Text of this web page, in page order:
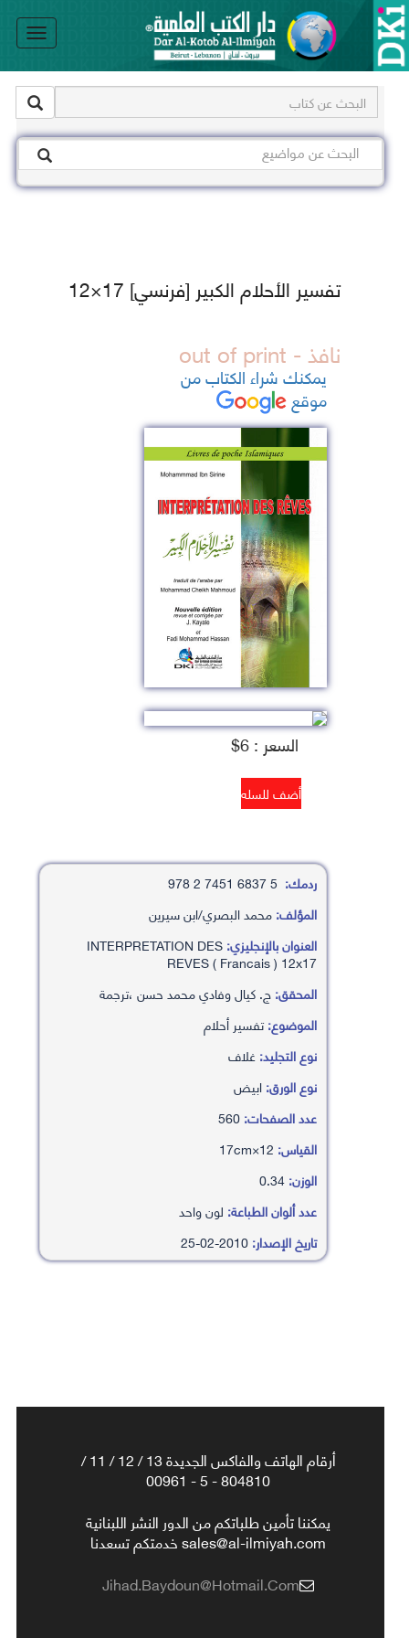
تفسير الأحلام الكبير [فرنسي] 17×12
نافذ - out of print
يمكنك شراء الكتاب من
موقع
السعر : 6$
ردمك:
المؤلف:محمد البصري/ابن سيرين
العنوان بالإنجليزي:INTERPRETATION DES
REVES ( Francais ) 12x17
المحقق:ج. كيال وفادي محمد حسن ،ترجمة
الموضوع:تفسير أحلام
نوع التجليد:غلاف
نوع الورق:ابيض
عدد الصفحات:
القياس:
الوزن:
عدد ألوان الطباعة: لون واحد
تاريخ الإصدار:
أرقام الهاتف والفاكس الجديدة 13 / 12 / 11 /
804810 - 5 - 00961
يمكننا تأمين طلباتكم من الدور النشر اللبنانية
sales@al-ilmiyah.com خدمتكم تسعدنا
Jihad.baydoun@hotmail.com